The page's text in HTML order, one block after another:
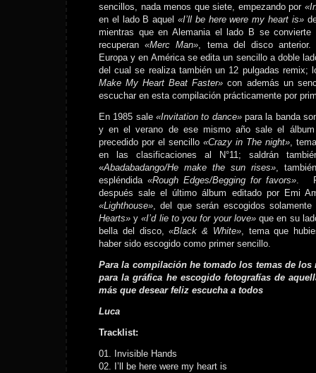
sencillos, nada menos que siete, empezando por
en el lado B aquel «I’ll be here were my heart is»
mientras que en Alemania el lado B se
recuperan«Merc Man», tema del disco
Europa y en América se edita un sencillo a doble
del cual se realiza también un 12 pulgadas remix;
Make My Heart Beat Faster» con además un
escuchar en esta compilación prácticamente por
En 1985 sale «Invitation to dance» para la banda
y en el verano de ese mismo año sale el
precedido por el sencillo «Crazy in The night»,
en las clasificaciones al N°11; saldrán
«Abadabadango/He make the sun rises»,
espléndida «Rough Edges/Begging for favors».
después sale el último álbum editado por Emi
«Lighthouse», del que serán escogidos
Hearts» y«I’d lie to you for your love»que en su
bella del disco,«Black & White», tema que
haber sido escogido como primer sencillo.
Para la compilación he tomado los temas de los
para la gráfica he escogido fotografías de
más que desear feliz escucha a todos
Luca
Tracklist:
01. Invisible Hands
02. I’ll be here were my heart is